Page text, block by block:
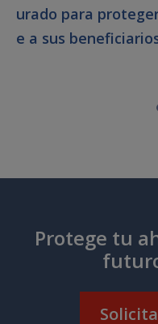
para
a sus
Protege tu